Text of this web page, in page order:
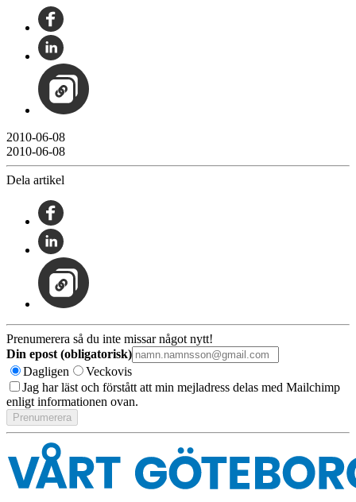
2010-06-08
2010-06-08
Dela artikel
Prenumerera så du inte missar något nytt!
Din epost (obligatorisk)
Dagligen
Veckovis
Jag har läst och förstått att min mejladress delas med Mailchimp
enligt informationen ovan.